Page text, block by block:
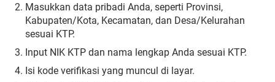
Masukkan data pribadi Anda, seperti Provinsi,
Kabupaten/Kota, Kecamatan, dan Desa/Kelurahan
sesuai KTP.
Input NIK KTP dan nama lengkap Anda sesuai KTP.
Isi kode verifikasi yang muncul di layar.